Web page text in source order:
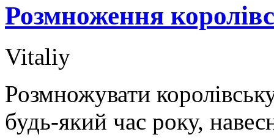
Розмноження
Vitaliy
Розмножувати
будь-який час року,